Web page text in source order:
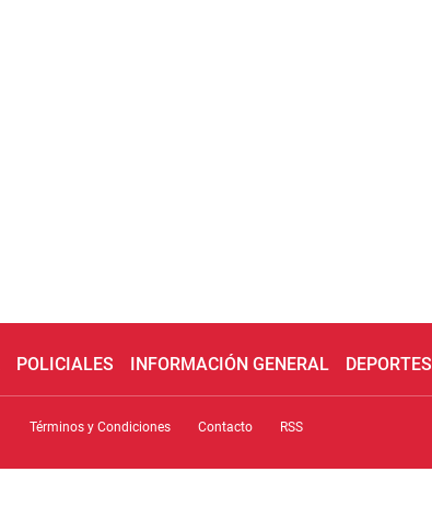
POLICIALES INFORMACIÓN GENERAL DEPORTES
Términos y Condiciones Contacto RSS